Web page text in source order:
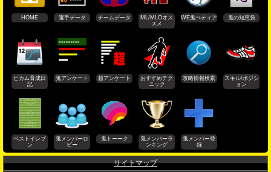
HOME 選手データ チームデータ
ML/MLOオス
スメ
WE鬼ぺディア 鬼の知恵袋
ビカム育成日
記
鬼アンケート 超アンケート
おすすめテク
ニック
攻略情報検索
スキル/ポジシ
ョン
ベストイレブ
ン
鬼メンバーロ
ビー
鬼トーーク
鬼メンバーラ
ンキング
鬼メンバー登
録
サイトマップ